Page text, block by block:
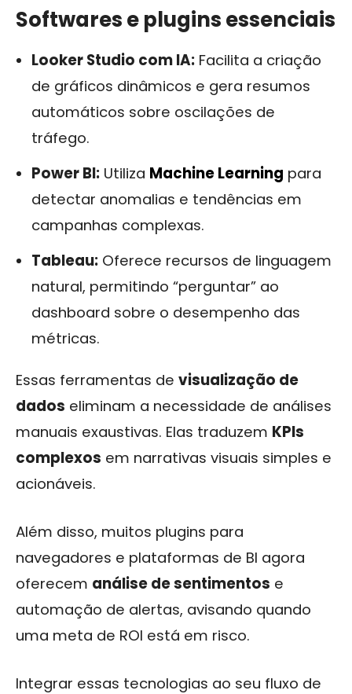
Softwares e plugins essenciais
Looker Studio com IA: Facilita a criação
de gráficos dinâmicos e gera resumos
automáticos sobre oscilações de
tráfego.
Power BI: Utiliza Machine Learning para
detectar anomalias e tendências em
campanhas complexas.
Tableau: Oferece recursos de linguagem
natural, permitindo “perguntar” ao
dashboard sobre o desempenho das
métricas.
Essas ferramentas de visualização de
dados eliminam a necessidade de análises
manuais exaustivas. Elas traduzem KPIs
complexos em narrativas visuais simples e
acionáveis.
Além disso, muitos plugins para
navegadores e plataformas de BI agora
oferecem análise de sentimentos e
automação de alertas, avisando quando
uma meta de ROI está em risco.
Integrar essas tecnologias ao seu fluxo de